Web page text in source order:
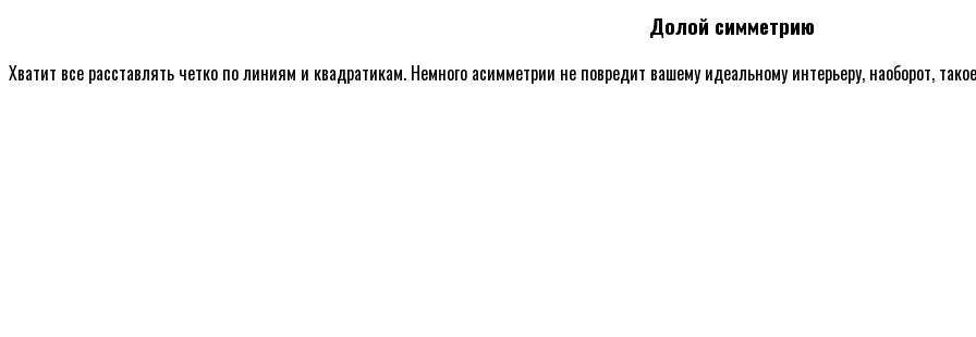
Долой симметрию
Хватит все расставлять четко по линиям и квадратикам. Немного асимметрии не повредит вашему идеальному интерьеру, наоборот,